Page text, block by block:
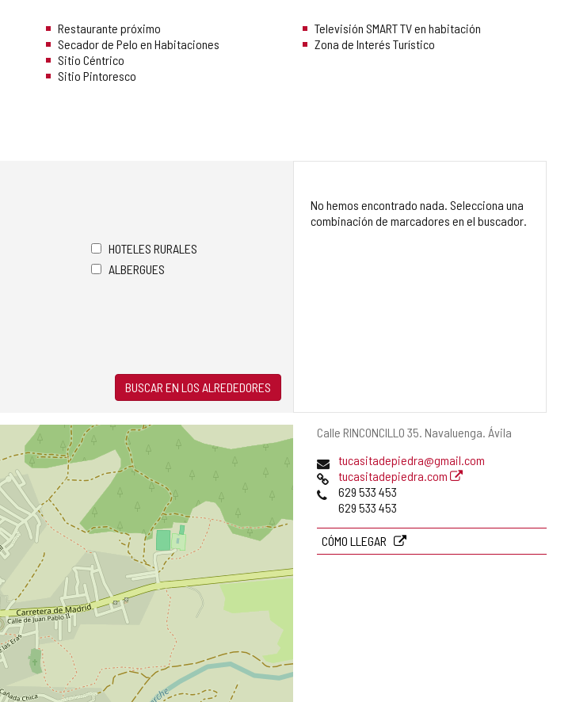
Restaurante próximo
Secador de Pelo en Habitaciones
Sitio Céntrico
Sitio Pintoresco
Televisión SMART TV en habitación
Zona de Interés Turístico
Dirección
Calle RINCONCILLO 35. Navaluenga. Ávila
Dirección
de
correo
electrónico
tucasitadepiedra@gmail.com
Página
Web
tucasitadepiedra.com
Teléfonos
629 533 453
629 533 453
CÓMO LLEGAR
HOTELES RURALES
ALBERGUES
BUSCAR EN LOS ALREDEDORES
No hemos encontrado nada. Selecciona una
combinación de marcadores en el buscador.